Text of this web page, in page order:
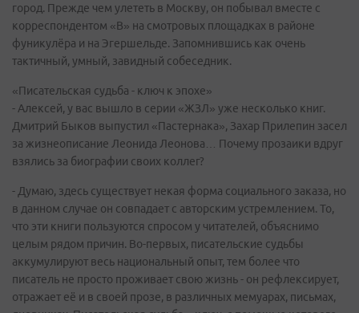
город. Прежде чем улететь в Москву, он побывал вместе с
корреспондентом «В» на смотровых площадках в районе
фуникулёра и на Эгершельде. Запомнившись как очень
тактичный, умный, завидный собеседник.
«Писательская судьба - ключ к эпохе»
- Алексей, у вас вышло в серии «ЖЗЛ» уже несколько книг.
Дмитрий Быков выпустил «Пастернака», Захар Прилепин засел
за жизнеописание Леонида Леонова… Почему прозаики вдруг
взялись за биографии своих коллег?
- Думаю, здесь существует некая форма социального заказа, но
в данном случае он совпадает с авторским устремлением. То,
что эти книги пользуются спросом у читателей, объяснимо
целым рядом причин. Во-первых, писательские судьбы
аккумулируют весь национальный опыт, тем более что
писатель не просто проживает свою жизнь - он рефлексирует,
отражает её и в своей прозе, в различных мемуарах, письмах,